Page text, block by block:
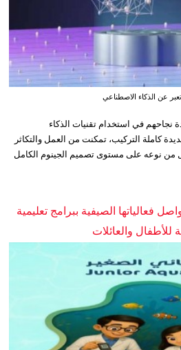
عن الذكاء الاصطناعي
نجاحهم في استخدام تقنيات الذكاء
كاملة التركيب، تمكنت من العمل والتكاثر
من نوعه على مستوى تصميم الجينوم الكامل
فعالياتها الصيفية ببرامج تعليمية
للأطفال والعائلات